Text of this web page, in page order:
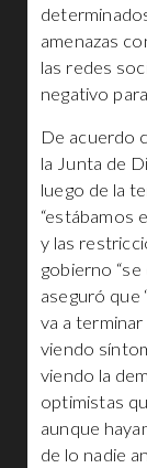
amenazas
las redes
negativo
De acuerdo
la Junta de
luego de la
“estábamos
y las
gobierno “se
aseguró que
va a
viendo
viendo la
optimistas
aunque
de lo nadie